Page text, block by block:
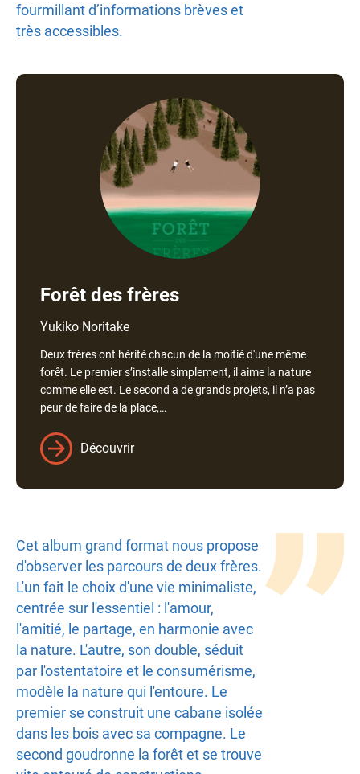
fourmillant d’informations brèves et
très accessibles.
Forêt des frères
Nom
l'auteur
Yukiko Noritake
Deux frères ont hérité chacun de la moitié d'une même
forêt. Le premier s’installe simplement, il aime la nature
comme elle est. Le second a de grands projets, il n’a pas
peur de faire de la place,…
Découvrir
Texte
Cet album grand format nous propose
d'observer les parcours de deux frères.
L'un fait le choix d'une vie minimaliste,
centrée sur l'essentiel : l'amour,
l'amitié, le partage, en harmonie avec
la nature. L'autre, son double, séduit
par l'ostentatoire et le consumérisme,
modèle la nature qui l'entoure. Le
premier se construit une cabane isolée
dans les bois avec sa compagne. Le
second goudronne la forêt et se trouve